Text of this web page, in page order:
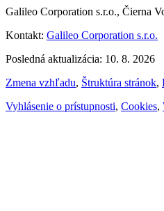
Galileo Corporation s.r.o., Čierna
Kontakt: Galileo Corporation s.r.o.
Posledná aktualizácia: 10. 8. 2026
Zmena vzhľadu, Štruktúra stránok,
Vyhlásenie o prístupnosti, Cookies,